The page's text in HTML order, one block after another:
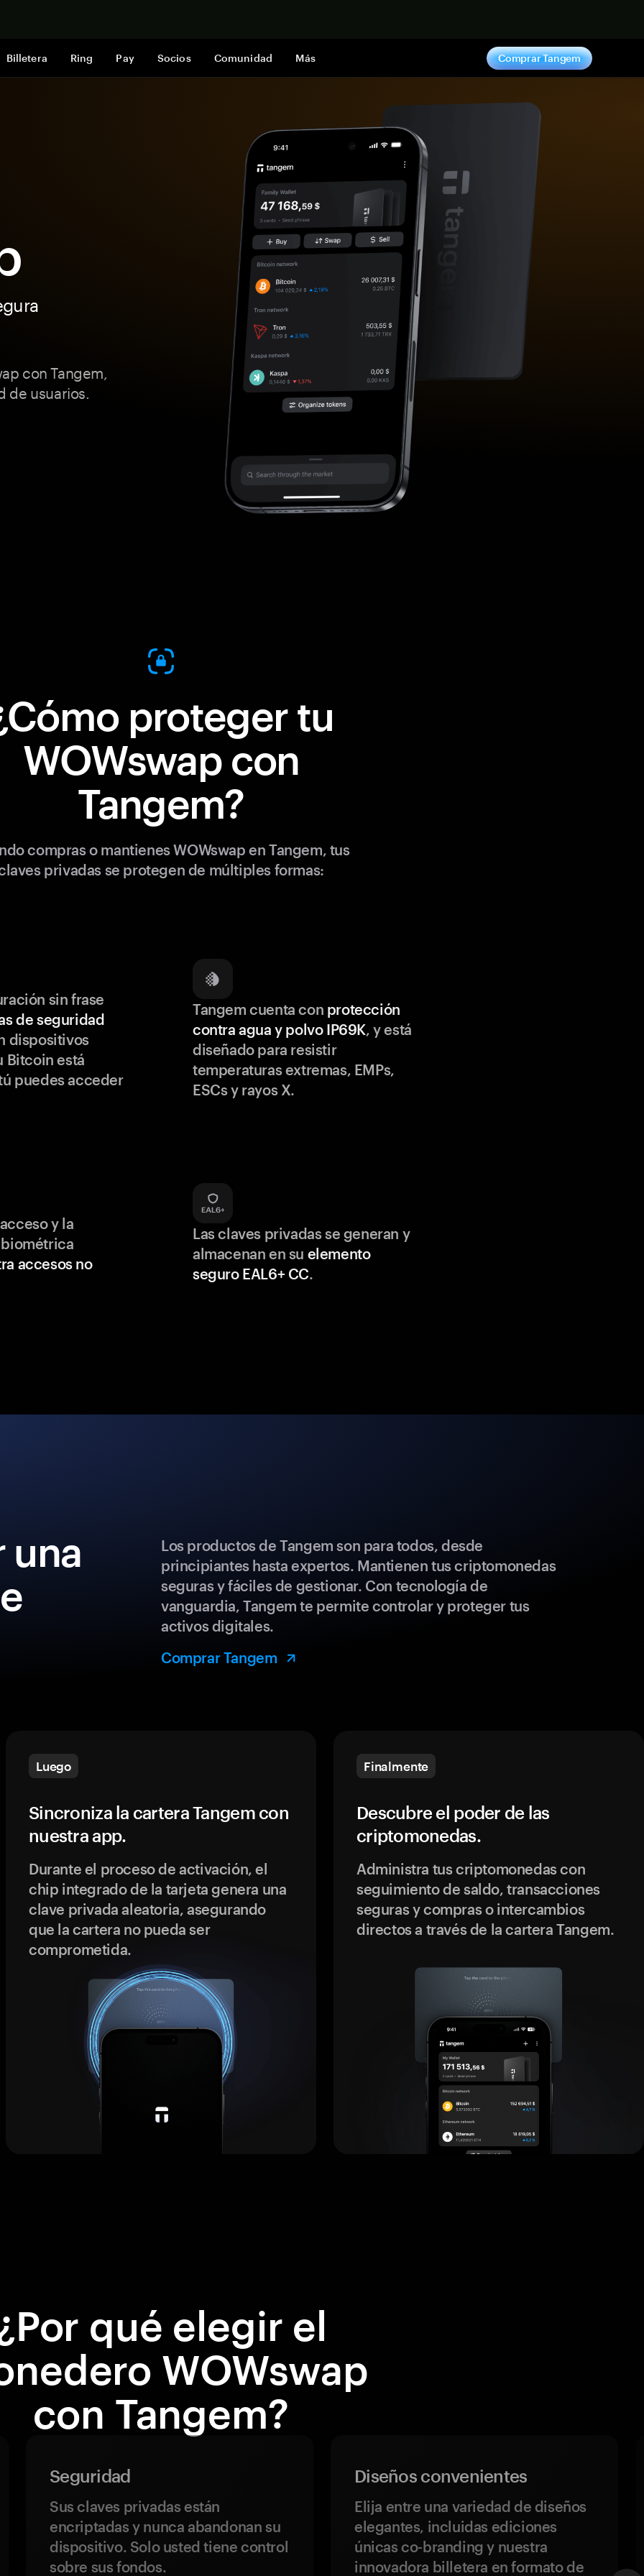
Billetera Ring Pay Socios Comunidad Más Comprar Tangem
con Tangem,
usuarios.
proteger tu
WOWswap con
Tangem?
compras o mantienes WOWswap en Tangem, tus
privadas se protegen de múltiples formas:
sin frase
de seguridad
dispositivos
Bitcoin está
puedes acceder
Tangem cuenta con protección
contra agua y polvo IP69K, y está
diseñado para resistir
temperaturas extremas, EMPs,
ESCs y rayos X.
y la
accesos no
Las claves privadas se generan y
almacenan en su elemento
seguro EAL6+ CC.
una
Los productos de Tangem son para todos, desde
principiantes hasta expertos. Mantienen tus criptomonedas
seguras y fáciles de gestionar. Con tecnología de
vanguardia, Tangem te permite controlar y proteger tus
activos digitales.
Comprar Tangem
Luego
Sincroniza la cartera Tangem con
nuestra app.
Durante el proceso de activación, el
chip integrado de la tarjeta genera una
clave privada aleatoria, asegurando
que la cartera no pueda ser
comprometida.
Finalmente
Descubre el poder de las
criptomonedas.
Administra tus criptomonedas con
seguimiento de saldo, transacciones
seguras y compras o intercambios
directos a través de la cartera Tangem.
qué elegir el
WOWswap
con Tangem?
Seguridad
Sus claves privadas están
encriptadas y nunca abandonan su
dispositivo. Solo usted tiene control
sobre sus fondos.
Diseños convenientes
Elija entre una variedad de diseños
elegantes, incluidas ediciones
únicas co-branding y nuestra
innovadora billetera en formato de